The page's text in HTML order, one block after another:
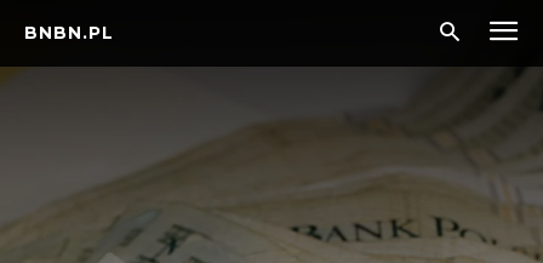
BNBN.PL